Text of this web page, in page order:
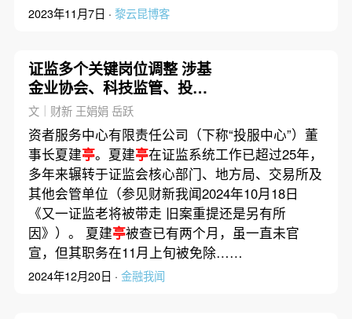
2023年11月7日 · 黎云昆博客
证监多个关键岗位调整 涉基
金业协会、科技监管、投资
者保护
文｜财新 王娟娟 岳跃
资者服务中心有限责任公司（下称“投服中心”）董
事长夏建亭。夏建亭在证监系统工作已超过25年，
多年来辗转于证监会核心部门、地方局、交易所及
其他会管单位（参见财新我闻2024年10月18日
《又一证监老将被带走 旧案重提还是另有所
因》）。 夏建亭被查已有两个月，虽一直未官
宣，但其职务在11月上旬被免除……
2024年12月20日 · 金融我闻